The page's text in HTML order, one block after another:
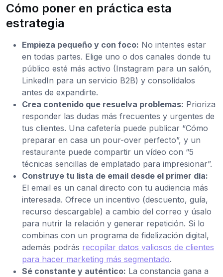
Cómo poner en práctica esta
estrategia
Empieza pequeño y con foco: No intentes estar
en todas partes. Elige uno o dos canales donde tu
público esté más activo (Instagram para un salón,
LinkedIn para un servicio B2B) y consolídalos
antes de expandirte.
Crea contenido que resuelva problemas: Prioriza
responder las dudas más frecuentes y urgentes de
tus clientes. Una cafetería puede publicar “Cómo
preparar en casa un pour-over perfecto”, y un
restaurante puede compartir un vídeo con “5
técnicas sencillas de emplatado para impresionar”.
Construye tu lista de email desde el primer día:
El email es un canal directo con tu audiencia más
interesada. Ofrece un incentivo (descuento, guía,
recurso descargable) a cambio del correo y úsalo
para nutrir la relación y generar repetición. Si lo
combinas con un programa de fidelización digital,
además podrás recopilar datos valiosos de clientes
para hacer marketing más segmentado.
Sé constante y auténtico: La constancia gana a